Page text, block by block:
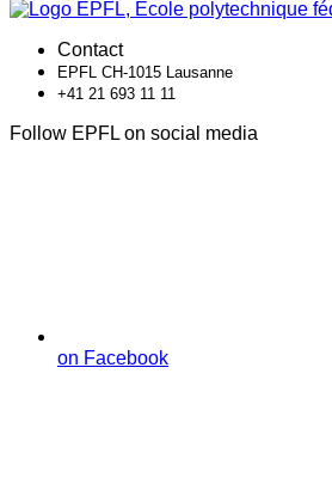
Contact
EPFL CH-1015 Lausanne
+41 21 693 11 11
Follow EPFL on social media
on Facebook